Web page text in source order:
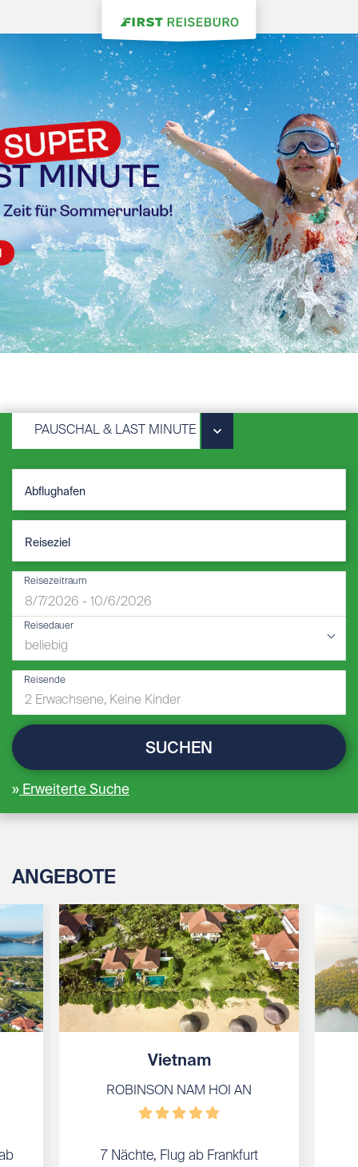
PAUSCHAL & LAST MINUTE
Reisezeitraum
Reisedauer
Reisende
SUCHEN
Erweiterte Suche
ANGEBOTE
Vietnam
ROBINSON NAM HOI AN
7 Nächte, Flug ab Frankfurt